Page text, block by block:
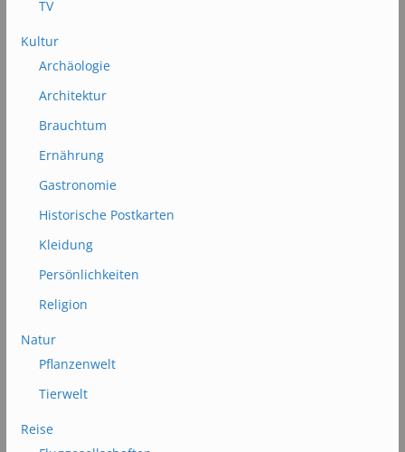
TV
Kultur
Archäologie
Architektur
Brauchtum
Ernährung
Gastronomie
Historische Postkarten
Kleidung
Persönlichkeiten
Religion
Natur
Pflanzenwelt
Tierwelt
Reise